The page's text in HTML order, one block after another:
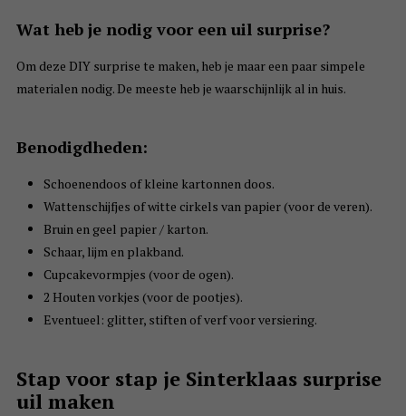
Wat heb je nodig voor een uil surprise?
Om deze DIY surprise te maken, heb je maar een paar simpele
materialen nodig. De meeste heb je waarschijnlijk al in huis.
Benodigdheden:
Schoenendoos of kleine kartonnen doos.
Wattenschijfjes of witte cirkels van papier (voor de veren).
Bruin en geel papier / karton.
Schaar, lijm en plakband.
Cupcakevormpjes (voor de ogen).
2 Houten vorkjes (voor de pootjes).
Eventueel: glitter, stiften of verf voor versiering.
Stap voor stap je Sinterklaas surprise
uil maken